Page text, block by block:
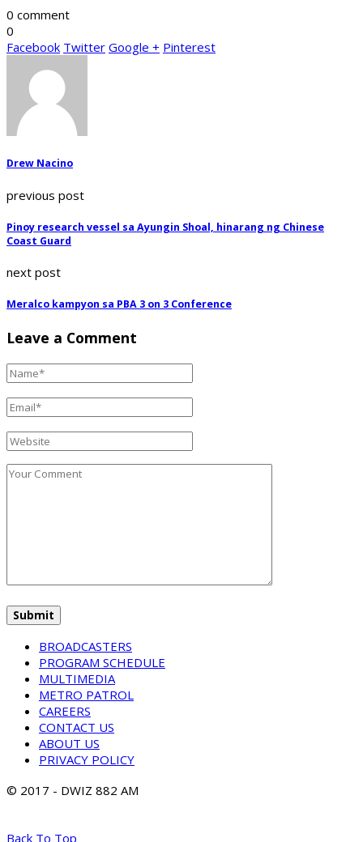
0 comment
0
Facebook Twitter Google + Pinterest
Drew Nacino
previous post
Pinoy research vessel sa Ayungin Shoal, hinarang ng Chinese
Coast Guard
next post
Meralco kampyon sa PBA 3 on 3 Conference
Leave a Comment
BROADCASTERS
PROGRAM SCHEDULE
MULTIMEDIA
METRO PATROL
CAREERS
CONTACT US
ABOUT US
PRIVACY POLICY
© 2017 - DWIZ 882 AM
Back To Top